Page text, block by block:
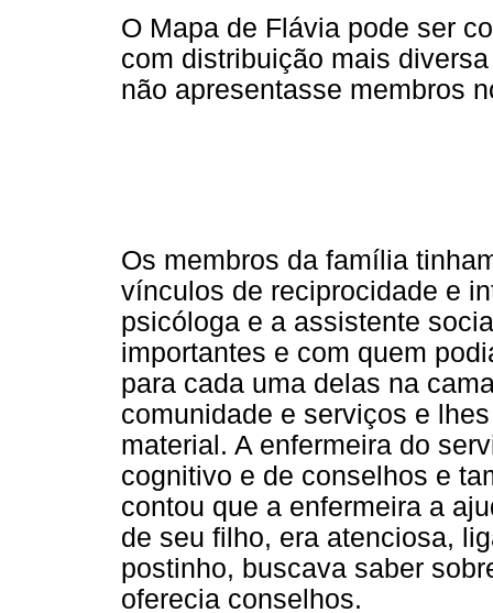
O Mapa de Flávia pode ser
com distribuição mais
não apresentasse membros
Os membros da família
vínculos de reciprocidade e
psicóloga e a assistente
importantes e com quem
para cada uma delas na
comunidade e serviços e
material. A enfermeira do
cognitivo e de conselhos e
contou que a enfermeira a
de seu filho, era atenciosa,
postinho, buscava saber
oferecia conselhos.